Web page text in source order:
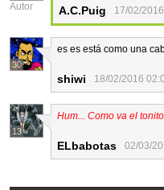
Autor A.C.Puig 17/02/
30
es es está como una
shiwi 18/02/2016
13
Hum... Como va el
ELbabotas 02/03/